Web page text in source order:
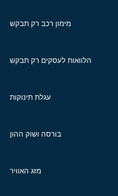
מימון רכב רק תבקש
הלוואות לעסקים רק תבקש
עגלת תינוקות
בורסה ושוק ההון
מזג האוויר